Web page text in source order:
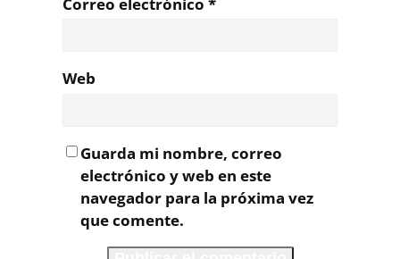
Web
Guarda mi nombre, correo
electrónico y web en este
navegador para la próxima vez
que comente.